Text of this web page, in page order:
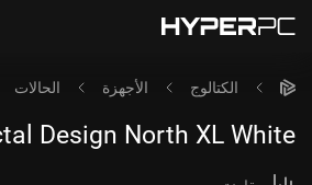
الكتالوج الأجهزة الحالات
Design North XL White